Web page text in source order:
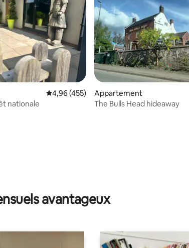
de 12 commentaires : 4,83 sur 5
Évaluation moyenne sur la base de 455
4,96 (455)
nationale
Appartement
The Bulls Head hideaway
avantageux